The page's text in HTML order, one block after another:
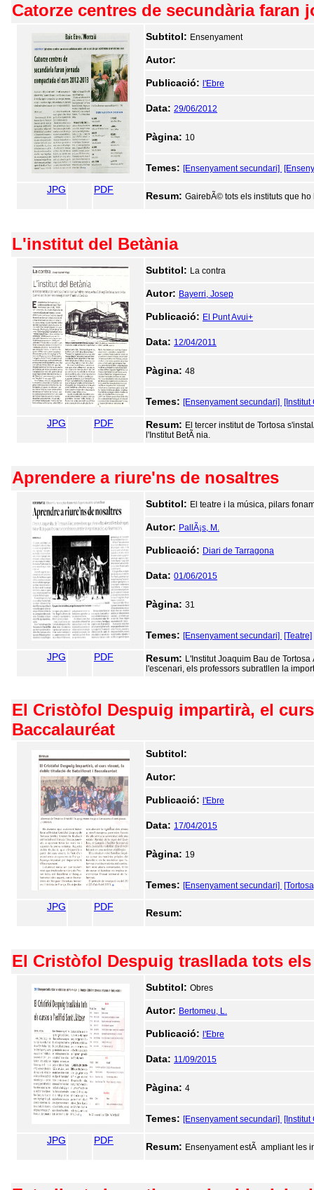
Catorze centres de secundària faran
Subtitol: Ensenyament
Autor:
Publicació: l'Ebre
Data: 29/06/2012
Pàgina: 10
Temes: [Ensenyament secundari]
JPG PDF
Resum: GairebÃ© tots els instituts que
L'institut del Betània
Subtitol: La contra
Autor: Bayerri, Josep
Publicació: El Punt Avui+
Data: 12/04/2011
Pàgina: 48
Temes: [Ensenyament secundari]
JPG PDF Resum: El tercer institut de Tortosa
l'Institut BetÃ nia.
Aprendere a riure'ns de nosaltres
Subtitol: El teatre i la música, pilars
Autor: PallÃ¡s, M.
Publicació: Diari de Tarragona
Data: 01/06/2015
Pàgina: 31
Temes: [Ensenyament secundari] [Teatre]
JPG PDF Resum: L'Institut Joaquim Bau de
l'escenari, els professors subratllen la
El Cristòfol Despuig impartirà, el
Baccalauréat
Subtitol:
Autor:
Publicació: l'Ebre
Data: 17/04/2015
Pàgina: 19
Temes: [Ensenyament secundari]
JPG PDF
Resum:
El Cristòfol Despuig trasllada tots
Subtitol: Obres
Autor: Bertomeu, L.
Publicació: l'Ebre
Data: 11/09/2015
Pàgina: 4
Temes: [Ensenyament secundari]
JPG PDF
Resum: Ensenyament estÃ ampliant les